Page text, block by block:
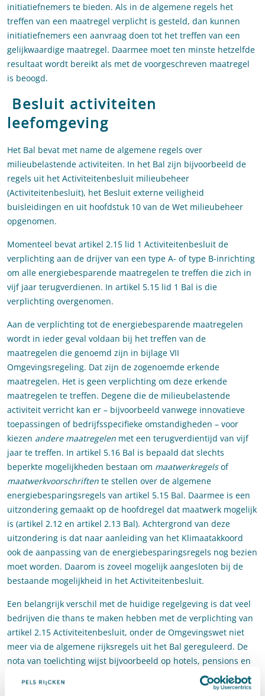
initiatiefnemers te bieden. Als in de algemene regels het
treffen van een maatregel verplicht is gesteld, dan kunnen
initiatiefnemers een aanvraag doen tot het treffen van een
gelijkwaardige maatregel. Daarmee moet ten minste hetzelfde
resultaat wordt bereikt als met de voorgeschreven maatregel
is beoogd.
Besluit activiteiten
leefomgeving
Het Bal bevat met name de algemene regels over
milieubelastende activiteiten. In het Bal zijn bijvoorbeeld de
regels uit het Activiteitenbesluit milieubeheer
(Activiteitenbesluit), het Besluit externe veiligheid
buisleidingen en uit hoofdstuk 10 van de Wet milieubeheer
opgenomen.
Momenteel bevat artikel 2.15 lid 1 Activiteitenbesluit de
verplichting aan de drijver van een type A- of type B-inrichting
om alle energiebesparende maatregelen te treffen die zich in
vijf jaar terugverdienen. In artikel 5.15 lid 1 Bal is die
verplichting overgenomen.
Aan de verplichting tot de energiebesparende maatregelen
wordt in ieder geval voldaan bij het treffen van de
maatregelen die genoemd zijn in bijlage VII
Omgevingsregeling. Dat zijn de zogenoemde erkende
maatregelen. Het is geen verplichting om deze erkende
maatregelen te treffen. Degene die de milieubelastende
activiteit verricht kan er – bijvoorbeeld vanwege innovatieve
toepassingen of bedrijfsspecifieke omstandigheden – voor
kiezen andere maatregelen met een terugverdientijd van vijf
jaar te treffen. In artikel 5.16 Bal is bepaald dat slechts
beperkte mogelijkheden bestaan om maatwerkregelsof
maatwerkvoorschriften te stellen over de algemene
energiebesparingsregels van artikel 5.15 Bal. Daarmee is een
uitzondering gemaakt op de hoofdregel dat maatwerk mogelijk
is (artikel 2.12 en artikel 2.13 Bal). Achtergrond van deze
uitzondering is dat naar aanleiding van het Klimaatakkoord
ook de aanpassing van de energiebesparingsregels nog bezien
moet worden. Daarom is zoveel mogelijk aangesloten bij de
bestaande mogelijkheid in het Activiteitenbesluit.
Een belangrijk verschil met de huidige regelgeving is dat veel
bedrijven die thans te maken hebben met de verplichting van
artikel 2.15 Activiteitenbesluit, onder de Omgevingswet niet
meer via de algemene rijksregels uit het Bal gereguleerd. De
nota van toelichting wijst bijvoorbeeld op hotels, pensions en
conferentieoorden; restaurants, cafetaria’s, snackbars en
cateringbedrijven; cafés, discotheken, concertpodia,